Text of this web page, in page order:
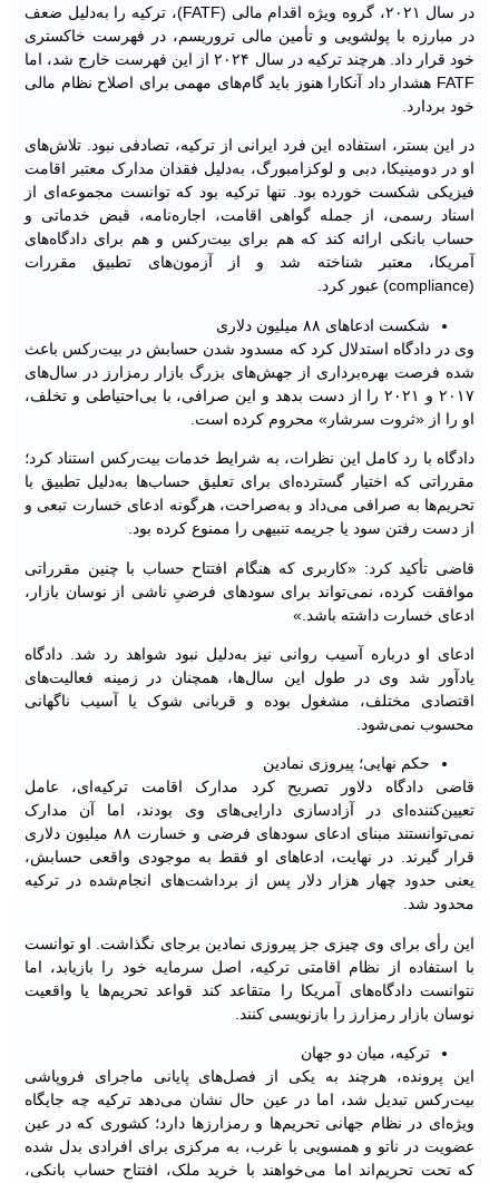
در سال ۲۰۲۱، گروه ویژه اقدام مالی (FATF)، ترکیه را به‌دلیل ضعف
در مبارزه با پولشویی و تأمین مالی تروریسم، در فهرست خاکستری
خود قرار داد. هرچند ترکیه در سال ۲۰۲۴ از این فهرست خارج شد، اما
FATF هشدار داد آنکارا هنوز باید گام‌های مهمی برای اصلاح نظام مالی
خود بردارد.
در این بستر، استفاده این فرد ایرانی از ترکیه، تصادفی نبود. تلاش‌های
او در دومینیکا، دبی و لوکزامبورگ، به‌دلیل فقدان مدارک معتبر اقامت
فیزیکی شکست خورده بود. تنها ترکیه بود که توانست مجموعه‌ای از
اسناد رسمی، از جمله گواهی اقامت، اجاره‌نامه، قبض خدماتی و
حساب بانکی ارائه کند که هم برای بیت‌رکس و هم برای دادگاه‌های
آمریکا، معتبر شناخته شد و از آزمون‌های تطبیق مقررات
(compliance) عبور کرد.
شکست ادعاهای ۸۸ میلیون دلاری
وی در دادگاه استدلال کرد که مسدود شدن حسابش در بیت‌رکس باعث
شده فرصت بهره‌برداری از جهش‌های بزرگ بازار رمزارز در سال‌های
۲۰۱۷ و ۲۰۲۱ را از دست بدهد و این صرافی، با بی‌احتیاطی و تخلف،
او را از «ثروت سرشار» محروم کرده است.
دادگاه با رد کامل این نظرات، به شرایط خدمات بیت‌رکس استناد کرد؛
مقرراتی که اختیار گسترده‌ای برای تعلیق حساب‌ها به‌دلیل تطبیق با
تحریم‌ها به صرافی می‌داد و به‌صراحت، هرگونه ادعای خسارت تبعی و
از دست رفتن سود یا جریمه تنبیهی را ممنوع کرده بود.
قاضی تأکید کرد: «کاربری که هنگام افتتاح حساب با چنین مقرراتی
موافقت کرده، نمی‌تواند برای سودهای فرضیِ ناشی از نوسان بازار،
ادعای خسارت داشته باشد.»
ادعای او درباره آسیب روانی نیز به‌دلیل نبود شواهد رد شد. دادگاه
یادآور شد وی در طول این سال‌ها، همچنان در زمینه فعالیت‌های
اقتصادی مختلف، مشغول بوده و قربانی شوک یا آسیب ناگهانی
محسوب نمی‌شود.
حکم نهایی؛ پیروزی نمادین
قاضی دادگاه دلاور تصریح کرد مدارک اقامت ترکیه‌ای، عامل
تعیین‌کننده‌ای در آزادسازی دارایی‌های وی بودند، اما آن مدارک
نمی‌توانستند مبنای ادعای سودهای فرضی و خسارت ۸۸ میلیون دلاری
قرار گیرند. در نهایت، ادعاهای او فقط به موجودی واقعی حسابش،
یعنی حدود چهار هزار دلار پس از برداشت‌های انجام‌شده در ترکیه
محدود شد.
این رأی برای وی چیزی جز پیروزی نمادین برجای نگذاشت. او توانست
با استفاده از نظام اقامتی ترکیه، اصل سرمایه خود را بازیابد، اما
نتوانست دادگاه‌های آمریکا را متقاعد کند قواعد تحریم‌ها یا واقعیت
نوسان بازار رمزارز را بازنویسی کنند.
ترکیه، میان دو جهان
این پرونده، هرچند به یکی از فصل‌های پایانی ماجرای فروپاشی
بیت‌رکس تبدیل شد، اما در عین حال نشان می‌دهد ترکیه چه جایگاه
ویژه‌ای در نظام جهانی تحریم‌ها و رمزارزها دارد؛ کشوری که در عین
عضویت در ناتو و همسویی با غرب، به مرکزی برای افرادی بدل شده
که تحت تحریم‌اند اما می‌خواهند با خرید ملک، افتتاح حساب بانکی،